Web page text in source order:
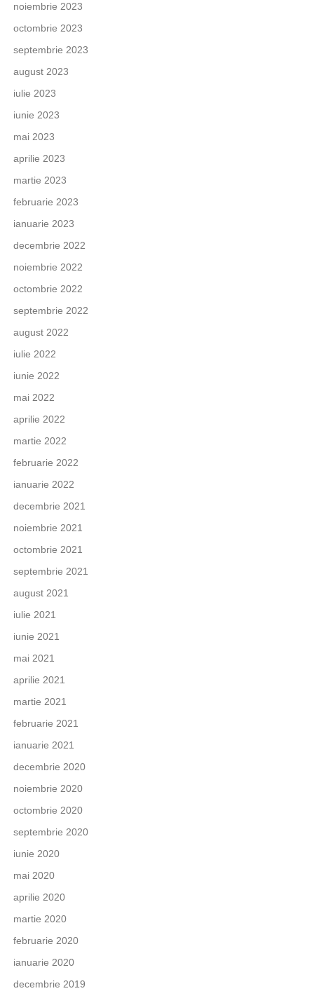
noiembrie 2023
octombrie 2023
septembrie 2023
august 2023
iulie 2023
iunie 2023
mai 2023
aprilie 2023
martie 2023
februarie 2023
ianuarie 2023
decembrie 2022
noiembrie 2022
octombrie 2022
septembrie 2022
august 2022
iulie 2022
iunie 2022
mai 2022
aprilie 2022
martie 2022
februarie 2022
ianuarie 2022
decembrie 2021
noiembrie 2021
octombrie 2021
septembrie 2021
august 2021
iulie 2021
iunie 2021
mai 2021
aprilie 2021
martie 2021
februarie 2021
ianuarie 2021
decembrie 2020
noiembrie 2020
octombrie 2020
septembrie 2020
iunie 2020
mai 2020
aprilie 2020
martie 2020
februarie 2020
ianuarie 2020
decembrie 2019